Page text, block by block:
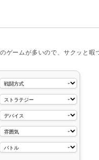
ゲームが多いので、サクッと暇